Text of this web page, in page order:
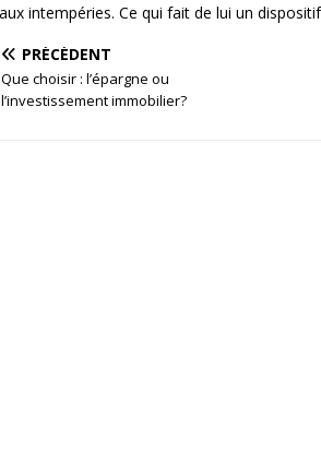
intempéries. Ce qui fait de lui un
PRÉCÉDENT
Que choisir : l’épargne ou
l’investissement immobilier?